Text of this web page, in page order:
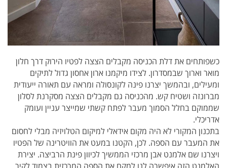
כשפותחים את דלת הכניסה מקבלים הצצה לפטיו הירוק דרך חלון
מואר וארוך שבמסדרון. לצידו מיקמנו ארון אחסון גדול לתיקים
ומעילים, ובהמשך יצרנו פינה לקונסולה ומראה עם תאורה ייעודית
מברונזה ושטיח קש. מהכניסה גם מקבלים הצצה מסקרנת לסלון
שממוקם בחלל הסמוך מעבר לפתח קשתי שמייצר עניין ועומק
אדריכלי.
בתכנון המקורי לא היה מקום אידאלי למיקום הטלויזיה מבלי לחסום
את המעבר עם הספה. לכן, הקטנו במעט את הוויטרינה של הפטיו
ויצרנו שם אלמנט אבן מרכזי הממשיך לכיוון פינת הרביצה. יצירת